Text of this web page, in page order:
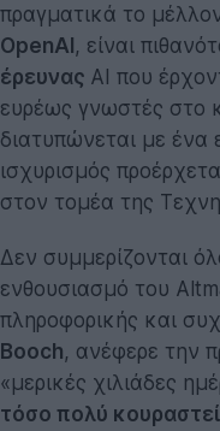
πραγματικά το
OpenAI, είναι
έρευνας AI που
ευρέως γνωστές στο
διατυπώνεται με ένα
ισχυρισμός
στον τομέα της
Δεν συμμερίζονται
ενθουσιασμό του
πληροφορικής και
Booch, ανέφερε την
«μερικές χιλιάδες
τόσο πολύ